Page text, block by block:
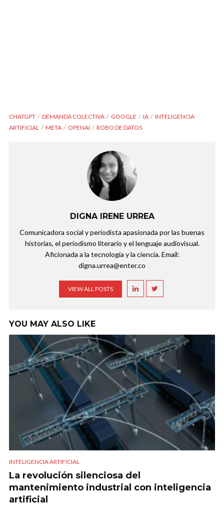
CHATGPT DEMANDA COLECTIVA GOOGLE IA
INTELIGENCIA
ARTIFICIAL
META OPENAI ROBO DE DATOS
DIGNA IRENE URREA
Comunicadora social y periodista apasionada por las buenas
historias, el periodismo literario y el lenguaje audiovisual.
Aficionada a la tecnología y la ciencia. Email:
digna.urrea@enter.co
VIEW ALL POSTS
YOU MAY ALSO LIKE
INTELIGENCIA ARTIFICIAL
La revolución silenciosa del
mantenimiento industrial con inteligencia
artificial